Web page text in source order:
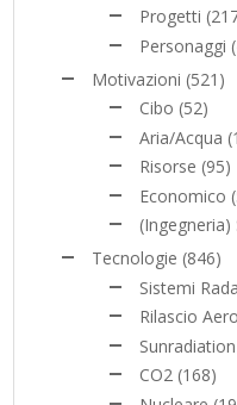
Progetti
Personaggi
Motivazioni (521)
Cibo (52)
Aria/Acqua
Risorse (95)
Economico
(Ingegneria)
Tecnologie (846)
Sistemi
Rilascio
CO2 (168)